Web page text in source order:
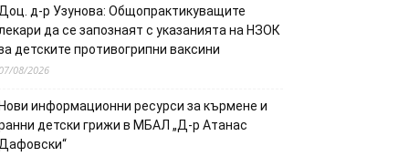
д-р Узунова: Общопрактикуващите
да се запознаят с указанията на НЗОК
детските противогрипни ваксини
08/2026
информационни ресурси за кърмене и
детски грижи в МБАЛ „Д-р Атанас